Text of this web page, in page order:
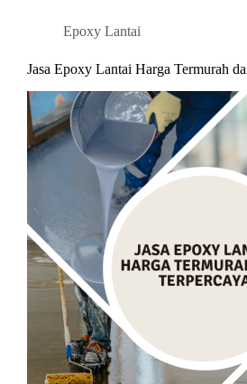
Epoxy Lantai
Jasa Epoxy Lantai Harga Termurah